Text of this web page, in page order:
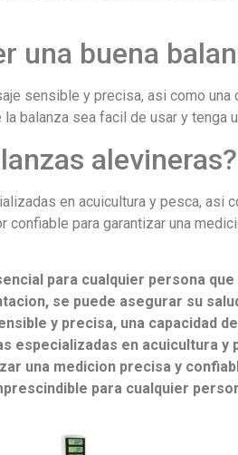
una buena
sensible y precisa, asi como
balanza sea facil de usar y tenga
alevineras?
en acuicultura y pesca, asi
confiable para garantizar una
para cualquier persona
se puede asegurar su
y precisa, una capacidad
especializadas en acuicultura y
una medicion precisa y
para cualquier